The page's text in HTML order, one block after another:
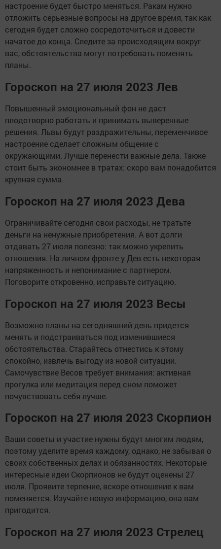
настроение будет быстро меняться. Ракам нужно
отложить серьезные вопросы на другое время, так как
сегодня будет сложно сосредоточиться и довести
начатое до конца. Следите за происходящим вокруг
вас, обстоятельства могут потребовать поменять
планы.
Гороскоп на 27 июля 2023 Лев
Повышенный эмоциональный фон не даст
плодотворно работать и принимать выверенные
решения. Львы будут раздражительны, переменчивое
настроение сделает сложным общение с
окружающими. Лучше перенести важные дела. Также
стоит быть экономнее в тратах: скоро вам понадобится
крупная сумма.
Гороскоп на 27 июля 2023 Дева
Ограничивайте сегодня свои расходы, не тратьте
деньги на ненужные приобретения. А вот долги
отдавать 27 июля полезно: так можно укрепить
отношения. На личном фронте у Дев есть некоторая
напряженность и непонимание с партнером.
Поговорите откровенно, исправьте ситуацию.
Гороскоп на 27 июля 2023 Весы
Возможно планы на сегодняшний день придется
менять и подстраиваться под изменившиеся
обстоятельства. Старайтесь отнестись к этому
спокойно, извлечь выгоду из новой ситуации.
Самочувствие Весов требует внимания: активная
прогулка или медитация перед сном поможет
почувствовать себя лучше.
Гороскоп на 27 июля 2023 Скорпион
Ваши советы и участие нужны будут многим людям,
поэтому уделите время каждому, однако, не забывая о
своих собственных делах и обязанностях. Некоторые
интересные идеи Скорпионов не будут оценены 27
июля. Проявите терпение, вскоре отношение к вам
поменяется. Изучайте новую информацию, она вам
пригодится.
Гороскоп на 27 июля 2023 Стрелец